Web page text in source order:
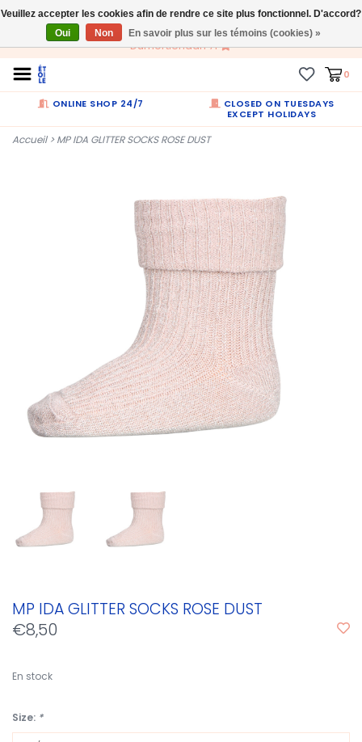
FR
Dumortierlaan 71
0
ONLINE SHOP 24/7
CLOSED ON TUESDAYS
EXCEPT HOLIDAYS
Accueil>MP IDA GLITTER SOCKS ROSE DUST
MP IDA GLITTER SOCKS ROSE DUST
€8,50
En stock
Size: *
Veuillez accepter les cookies afin de rendre ce site plus fonctionnel. D'accord?
Oui
Non En savoir plus sur les témoins (cookies) »